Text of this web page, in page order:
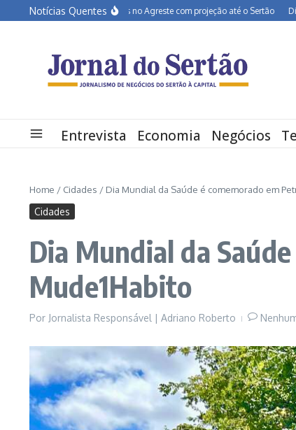
Ir para o conteúdo
Notícias Quentes
BR-232 entra em obras no Agreste com projeção até o Sertão Dia dos Pais
Entrevista Economia Negócios
Home / Cidades / Dia Mundial da Saúde é comemorado em
Cidades
Dia Mundial da
Mude1Habito
Por Jornalista Responsável | Adriano Roberto